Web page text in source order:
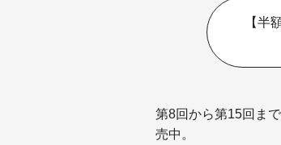
【半
第8回から第15回ま
売中。